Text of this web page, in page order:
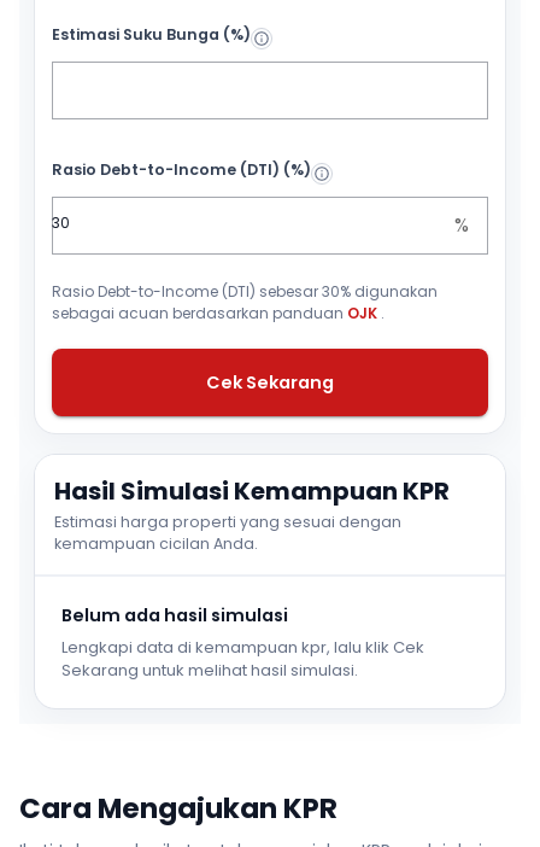
Estimasi Suku Bunga (%)
Rasio Debt-to-Income (DTI) (%)
%
Rasio Debt-to-Income (DTI) sebesar 30% digunakan
sebagai acuan berdasarkan panduan OJK .
Cek Sekarang
Hasil Simulasi Kemampuan KPR
Estimasi harga properti yang sesuai dengan
kemampuan cicilan Anda.
Belum ada hasil simulasi
Lengkapi data di kemampuan kpr, lalu klik Cek
Sekarang untuk melihat hasil simulasi.
Cara Mengajukan KPR